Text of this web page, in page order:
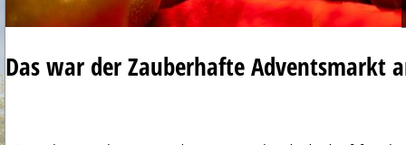
Das war der Zauberhafte Adventsmarkt